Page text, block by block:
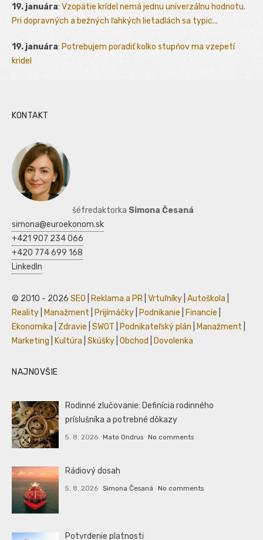
19. januára: Vzopätie krídel nemá jednu univerzálnu hodnotu.
Pri dopravných a bežných ľahkých lietadlách sa typic...
19. januára: Potrebujem poradiť kolko stupňov ma vzepetí
kridel
KONTAKT
šéfredaktorka Simona Česaná
simona@euroekonom.sk
+421 907 234 066
+420 774 699 168
LinkedIn
© 2010 - 2026 SEO Reklama a PR Vrtuľníky Autoškola
Reality
Manažment Prijímáčky Podnikanie Financie
Ekonomika
Zdravie SWOT Podnikateľský plán Manažment
Marketing
Kultúra Skúšky Obchod Dovolenka
NAJNOVŠIE
Rodinné zlučovanie: Definícia rodinného
príslušníka a potrebné dôkazy
5. 8. 2026 Mato Ondrus No comments
Rádiový dosah
5. 8. 2026 Simona Česaná No comments
Potvrdenie platnosti